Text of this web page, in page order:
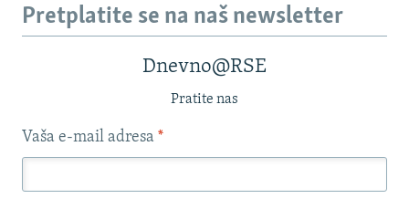
Pretplatite se na naš newsletter
Dnevno@RSE
Pratite nas
Vaša e-mail adresa *